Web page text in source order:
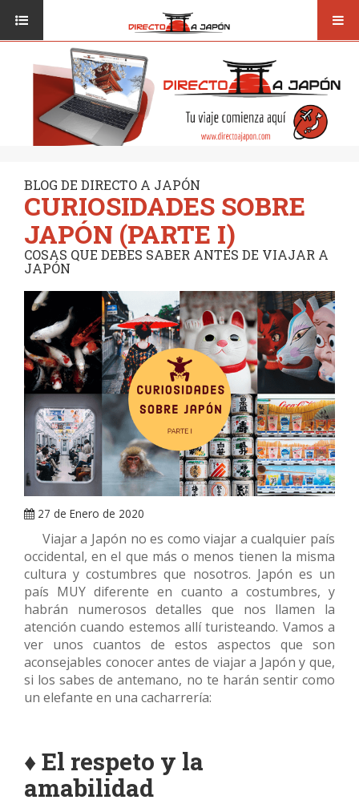
CONSEJOS
DESTINOS
RESTAURANTES
SEGUROS
ISI JAPANESE LANGUAGE SCHOOL
BLOG DE DIRECTO A JAPÓN
CURIOSIDADES SOBRE
JAPÓN (PARTE I)
COSAS QUE DEBES SABER ANTES DE VIAJAR A
JAPÓN
27 de Enero de 2020
Viajar a Japón no es como viajar a cualquier país
occidental, en el que más o menos tienen la misma
cultura y costumbres que nosotros. Japón es un
país MUY diferente en cuanto a costumbres, y
habrán numerosos detalles que nos llamen la
atención cuando estemos allí turisteando. Vamos a
ver unos cuantos de estos aspectos que son
aconsejables conocer antes de viajar a Japón y que,
si los sabes de antemano, no te harán sentir como
un elefante en una cacharrería:
♦ El respeto y la
amabilidad
VIAJAR A JAPÓN
VUELOS
TRANSPORTE
DESTINOS
RUTAS / MAPAS
CULTURA
RESTAURANTES
SEGUROS
ARRAY